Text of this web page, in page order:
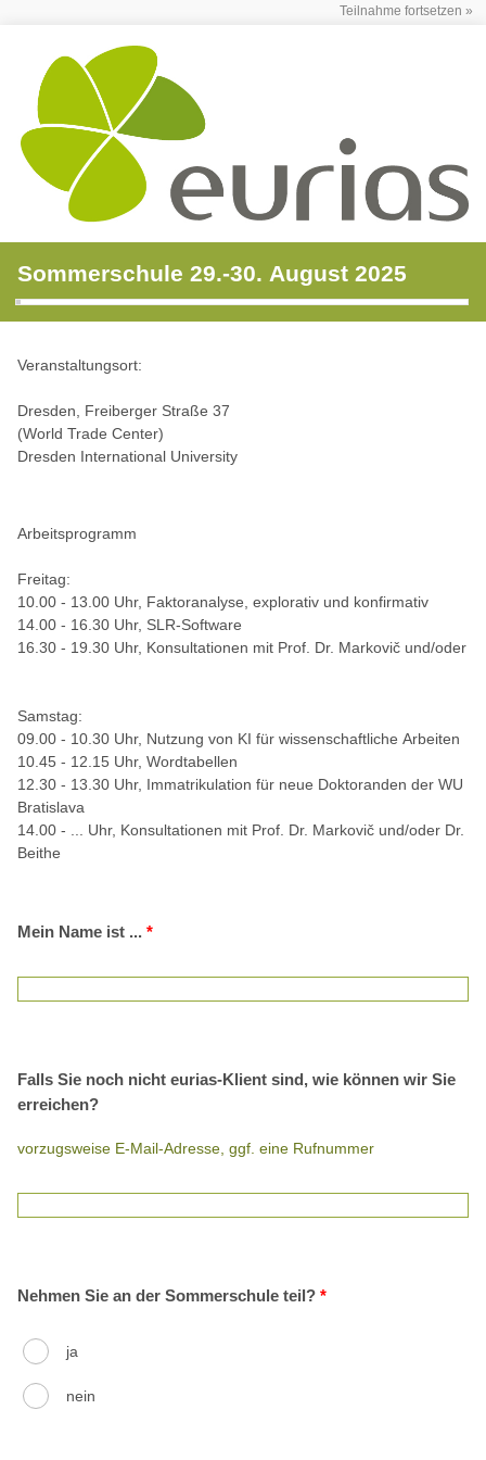
Teilnahme fortsetzen »
Sommerschule 29.-30. August 2025
Veranstaltungsort:
Dresden, Freiberger Straße 37
(World Trade Center)
Dresden International University
Arbeitsprogramm
Freitag:
10.00 - 13.00 Uhr, Faktoranalyse, explorativ und konfirmativ
14.00 - 16.30 Uhr, SLR-Software
16.30 - 19.30 Uhr, Konsultationen mit Prof. Dr. Markovič und/oder
Samstag:
09.00 - 10.30 Uhr, Nutzung von KI für wissenschaftliche Arbeiten
10.45 - 12.15 Uhr, Wordtabellen
12.30 - 13.30 Uhr, Immatrikulation für neue Doktoranden der WU
Bratislava
14.00 - ... Uhr, Konsultationen mit Prof. Dr. Markovič und/oder Dr.
Beithe
Mein Name ist ... *
Falls Sie noch nicht eurias-Klient sind, wie können wir Sie
erreichen?
vorzugsweise E-Mail-Adresse, ggf. eine Rufnummer
Nehmen Sie an der Sommerschule teil? *
ja
nein